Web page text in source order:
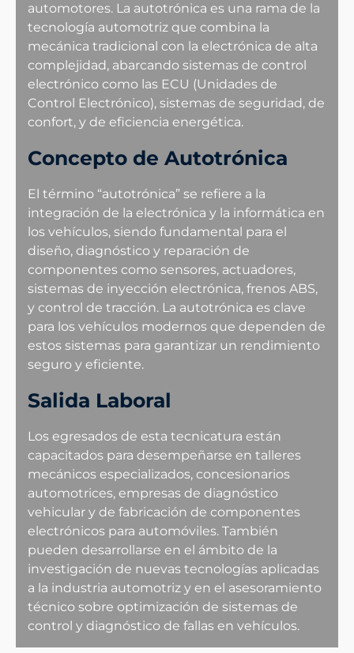
automotores. La autotrónica es una rama de la
tecnología automotriz que combina la
mecánica tradicional con la electrónica de alta
complejidad, abarcando sistemas de control
electrónico como las ECU (Unidades de
Control Electrónico), sistemas de seguridad, de
confort, y de eficiencia energética.
Concepto de Autotrónica
El término “autotrónica” se refiere a la
integración de la electrónica y la informática en
los vehículos, siendo fundamental para el
diseño, diagnóstico y reparación de
componentes como sensores, actuadores,
sistemas de inyección electrónica, frenos ABS,
y control de tracción. La autotrónica es clave
para los vehículos modernos que dependen de
estos sistemas para garantizar un rendimiento
seguro y eficiente.
Salida Laboral
Los egresados de esta tecnicatura están
capacitados para desempeñarse en talleres
mecánicos especializados, concesionarios
automotrices, empresas de diagnóstico
vehicular y de fabricación de componentes
electrónicos para automóviles. También
pueden desarrollarse en el ámbito de la
investigación de nuevas tecnologías aplicadas
a la industria automotriz y en el asesoramiento
técnico sobre optimización de sistemas de
control y diagnóstico de fallas en vehículos.